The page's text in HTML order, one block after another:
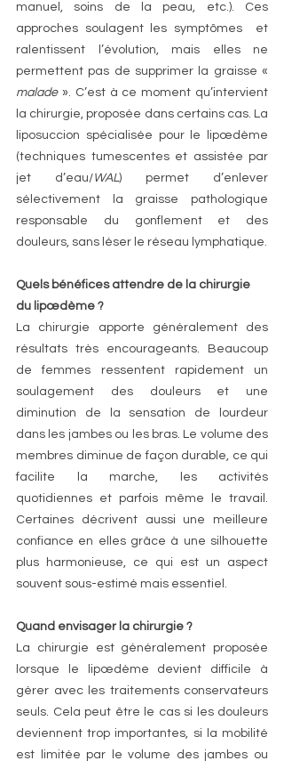
manuel, soins de la peau, etc.). Ces
approches soulagent les symptômes  et
ralentissent l’évolution, mais elles ne
malade ». C’est à ce moment qu’intervient
la chirurgie, proposée dans certains cas. La
liposuccion spécialisée pour le lipœdème
(techniques tumescentes et assistée par
jet d’eau/WAL) permet d’enlever
sélectivement la graisse pathologique
responsable du gonflement et des
Quels bénéfices attendre de la chirurgie
du lipœdème ?
La chirurgie apporte généralement des
résultats très encourageants. Beaucoup
de femmes ressentent rapidement un
soulagement des douleurs et une
diminution de la sensation de lourdeur
dans les jambes ou les bras. Le volume des
membres diminue de façon durable, ce qui
facilite la marche, les activités
quotidiennes et parfois même le travail.
Certaines décrivent aussi une meilleure
confiance en elles grâce à une silhouette
plus harmonieuse, ce qui est un aspect
souvent sous-estimé mais essentiel.
Quand envisager la chirurgie ?
La chirurgie est généralement proposée
lorsque le lipœdème devient difficile à
gérer avec les traitements conservateurs
seuls. Cela peut être le cas si les douleurs
deviennent trop importantes, si la mobilité
est limitée par le volume des jambes ou